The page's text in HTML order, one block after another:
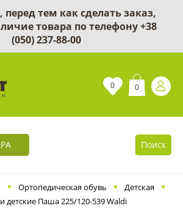
тем как сделать заказ,
товара по телефону+38
(050) 237-88-00
0 0
Поиск
Ортопедическая обувь
Детская
детские Паша 225/120-539 Waldi